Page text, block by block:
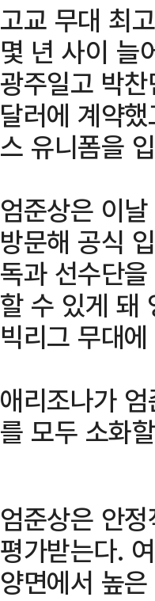
고교 무대 최
몇 년 사이 늘
광주일고 박
달러에 계약
스 유니폼을
엄준상은 이
방문해 공식
독과 선수단
할 수 있게 돼
빅리그 무대
애리조나가
를 모두 소화
엄준상은 안
평가받는다.
양면에서 높